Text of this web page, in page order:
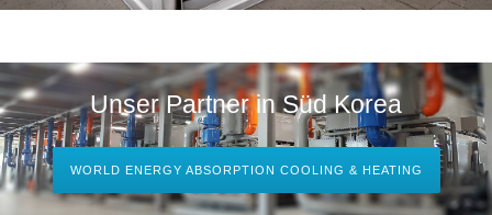
Unser Partner in Süd Korea
WORLD ENERGY ABSORPTION COOLING & HEATING